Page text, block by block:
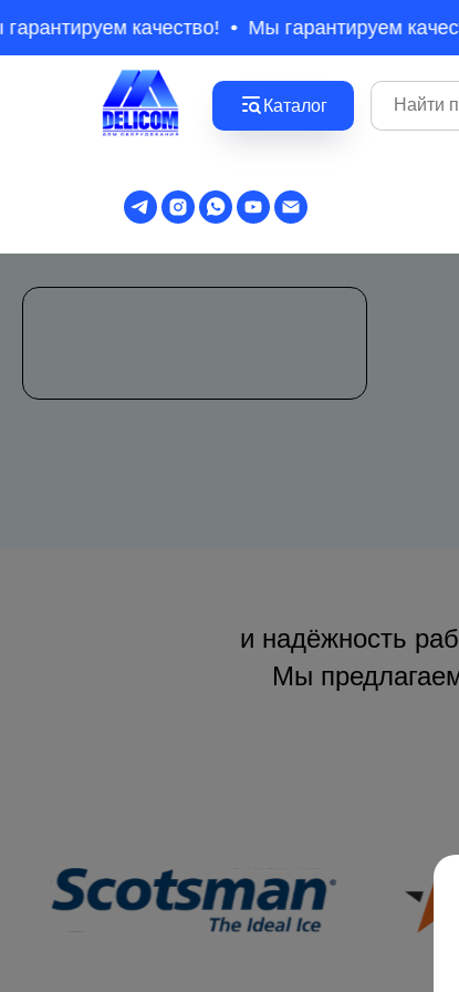
качество! Мы гарантируем
Каталог
и надёжность
Мы